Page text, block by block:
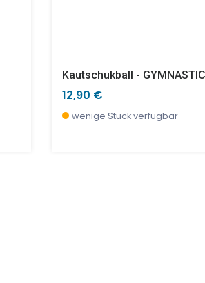
12,90 €
wenige Stück verfügbar